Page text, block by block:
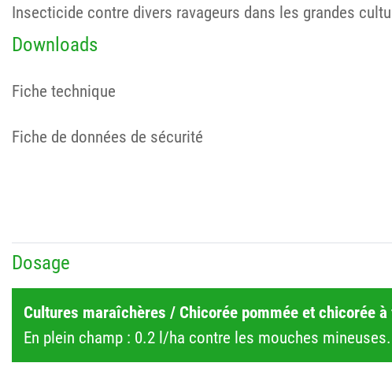
Insecticide contre divers ravageurs dans les grandes
Downloads
Fiche technique
Fiche de données de sécurité
Dosage
Cultures maraîchères / Chicorée pommée et chicorée
En plein champ : 0.2 l/ha contre les mouches